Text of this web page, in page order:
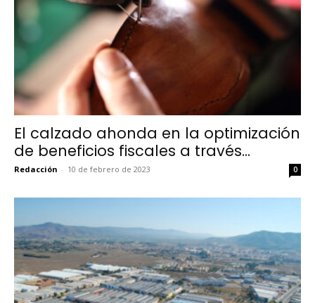
El calzado ahonda en la optimización
de beneficios fiscales a través...
Redacción - 10 de febrero de 2023 0